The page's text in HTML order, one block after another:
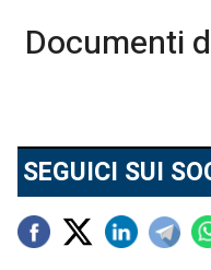
Documenti
SEGUICI SUI